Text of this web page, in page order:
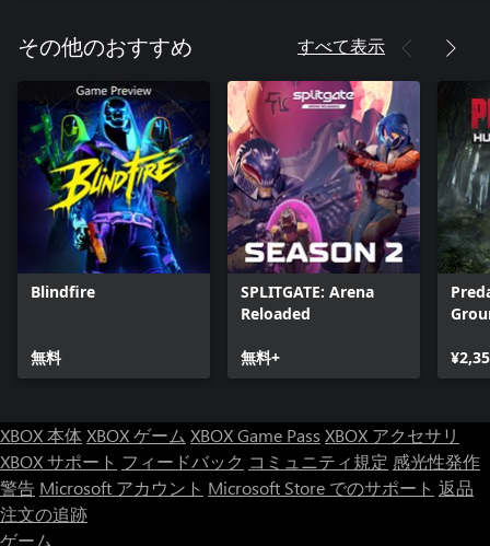
その他のおすすめ すべて表示
Blindfire
無料
SPLITGATE: Arena
Reloaded
無料+
XBOX 本体XBOX ゲーム XBOX Game Pass XBOX アクセサリ
XBOX サポート フィードバック コミュニティ規定 感光性発作
警告 Microsoft アカウント Microsoft Store でのサポート 返品
注文の追跡
ゲーム